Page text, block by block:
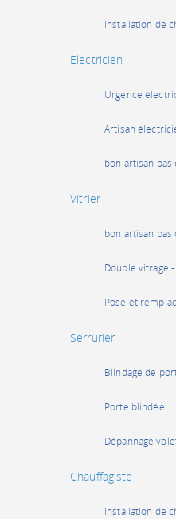
Installation de
Electricien
Urgence
Artisan
bon artisan pas
Vitrier
bon artisan pas
Double vitrage
Pose et
Serrurier
Blindage de
Porte blindée
Dépannage
Chauffagiste
Installation de